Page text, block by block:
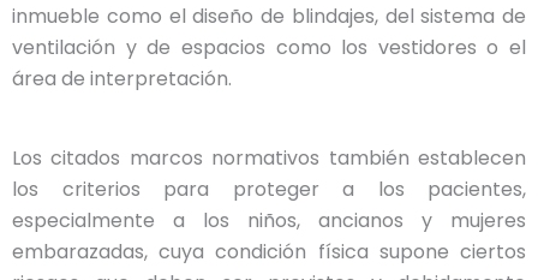
inmueble como el diseño de blindajes, del sistema de
ventilación y de espacios como los vestidores o el
área de interpretación.
Los citados marcos normativos también establecen
los criterios para proteger a los pacientes,
especialmente a los niños, ancianos y mujeres
embarazadas, cuya condición física supone ciertos